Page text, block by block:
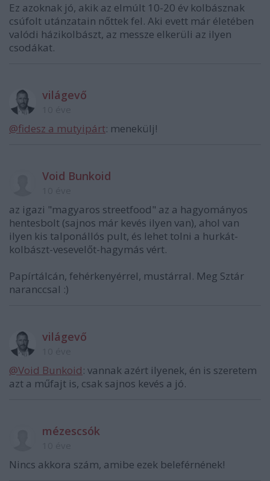
Ez azoknak jó, akik az elmúlt 10-20 év kolbásznak
csúfolt utánzatain nőttek fel. Aki evett már életében
valódi házikolbászt, az messze elkerüli az ilyen
csodákat.
világevő
@fidesz a mutyipárt: menekülj!
Void Bunkoid
az igazi "magyaros streetfood" az a hagyományos
hentesbolt (sajnos már kevés ilyen van), ahol van
ilyen kis talponállós pult, és lehet tolni a hurkát-
kolbászt-vesevelőt-hagymás vért.
Papírtálcán, fehérkenyérrel, mustárral. Meg Sztár
naranccsal :)
világevő
@Void Bunkoid: vannak azért ilyenek, én is szeretem
azt a műfajt is, csak sajnos kevés a jó.
mézescsók
Nincs akkora szám, amibe ezek beleférnének!